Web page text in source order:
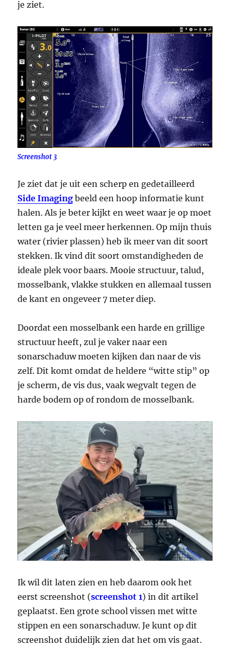
je ziet.
Screenshot 3
Je ziet dat je uit een scherp en gedetailleerd
Side Imaging beeld een hoop informatie kunt
halen. Als je beter kijkt en weet waar je op moet
letten ga je veel meer herkennen. Op mijn thuis
water (rivier plassen) heb ik meer van dit soort
stekken. Ik vind dit soort omstandigheden de
ideale plek voor baars. Mooie structuur, talud,
mosselbank, vlakke stukken en allemaal tussen
de kant en ongeveer 7 meter diep.
Doordat een mosselbank een harde en grillige
structuur heeft, zul je vaker naar een
sonarschaduw moeten kijken dan naar de vis
zelf. Dit komt omdat de heldere “witte stip” op
je scherm, de vis dus, vaak wegvalt tegen de
harde bodem op of rondom de mosselbank.
Ik wil dit laten zien en heb daarom ook het
eerst screenshot (screenshot 1) in dit artikel
geplaatst. Een grote school vissen met witte
stippen en een sonarschaduw. Je kunt op dit
screenshot duidelijk zien dat het om vis gaat.